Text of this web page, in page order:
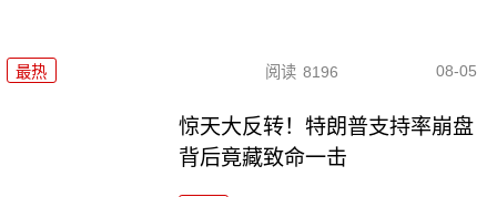
最热 阅读 8196 08-05
惊天大反转！特朗普支持率崩盘
背后竟藏致命一击